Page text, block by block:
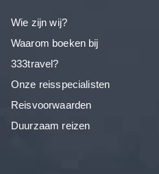
Wie zijn wij?
Waarom boeken bij
333travel?
Onze reisspecialisten
Reisvoorwaarden
Duurzaam reizen